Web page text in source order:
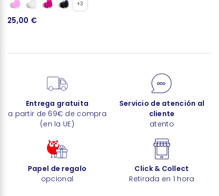
+3
25,00 €
Entrega gratuita
a partir de 69€ de compra
(en la UE)
Servicio de atención al
cliente
atento
Papel de regalo
opcional
Click & Collect
Retirada en 1 hora